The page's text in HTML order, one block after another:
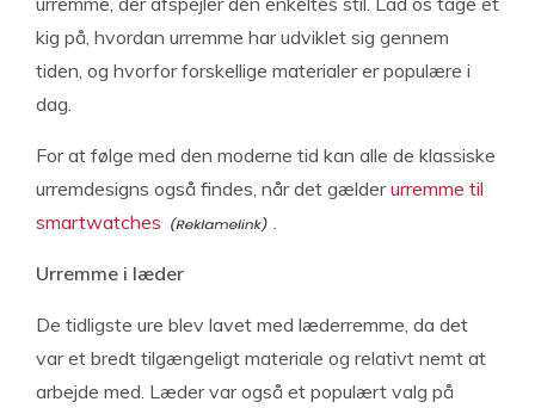
kig på, hvordan urremme har udviklet sig gennem
tiden, og hvorfor forskellige materialer er populære i
dag.
For at følge med den moderne tid kan alle de klassiske
urremdesigns også findes, når det gælderurremme til
smartwatches
.
Urremme i læder
De tidligste ure blev lavet med læderremme, da det
var et bredt tilgængeligt materiale og relativt nemt at
arbejde med. Læder var også et populært valg på